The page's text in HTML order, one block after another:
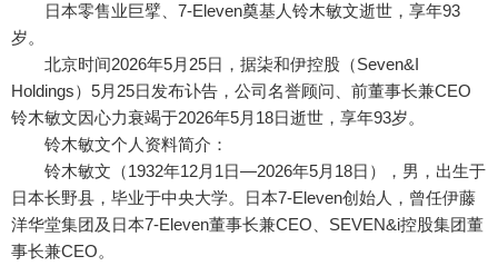
日本零售业巨擘、7-Eleven奠基人铃木敏文逝世，享年93
岁。
北京时间2026年5月25日，据柒和伊控股（Seven&I
Holdings）5月25日发布讣告，公司名誉顾问、前董事长兼CEO
铃木敏文因心力衰竭于2026年5月18日逝世，享年93岁。
铃木敏文个人资料简介：
铃木敏文（1932年12月1日—2026年5月18日），男，出生于
日本长野县，毕业于中央大学。日本7-Eleven创始人，曾任伊藤
洋华堂集团及日本7-Eleven董事长兼CEO、SEVEN&i控股集团董
事长兼CEO。